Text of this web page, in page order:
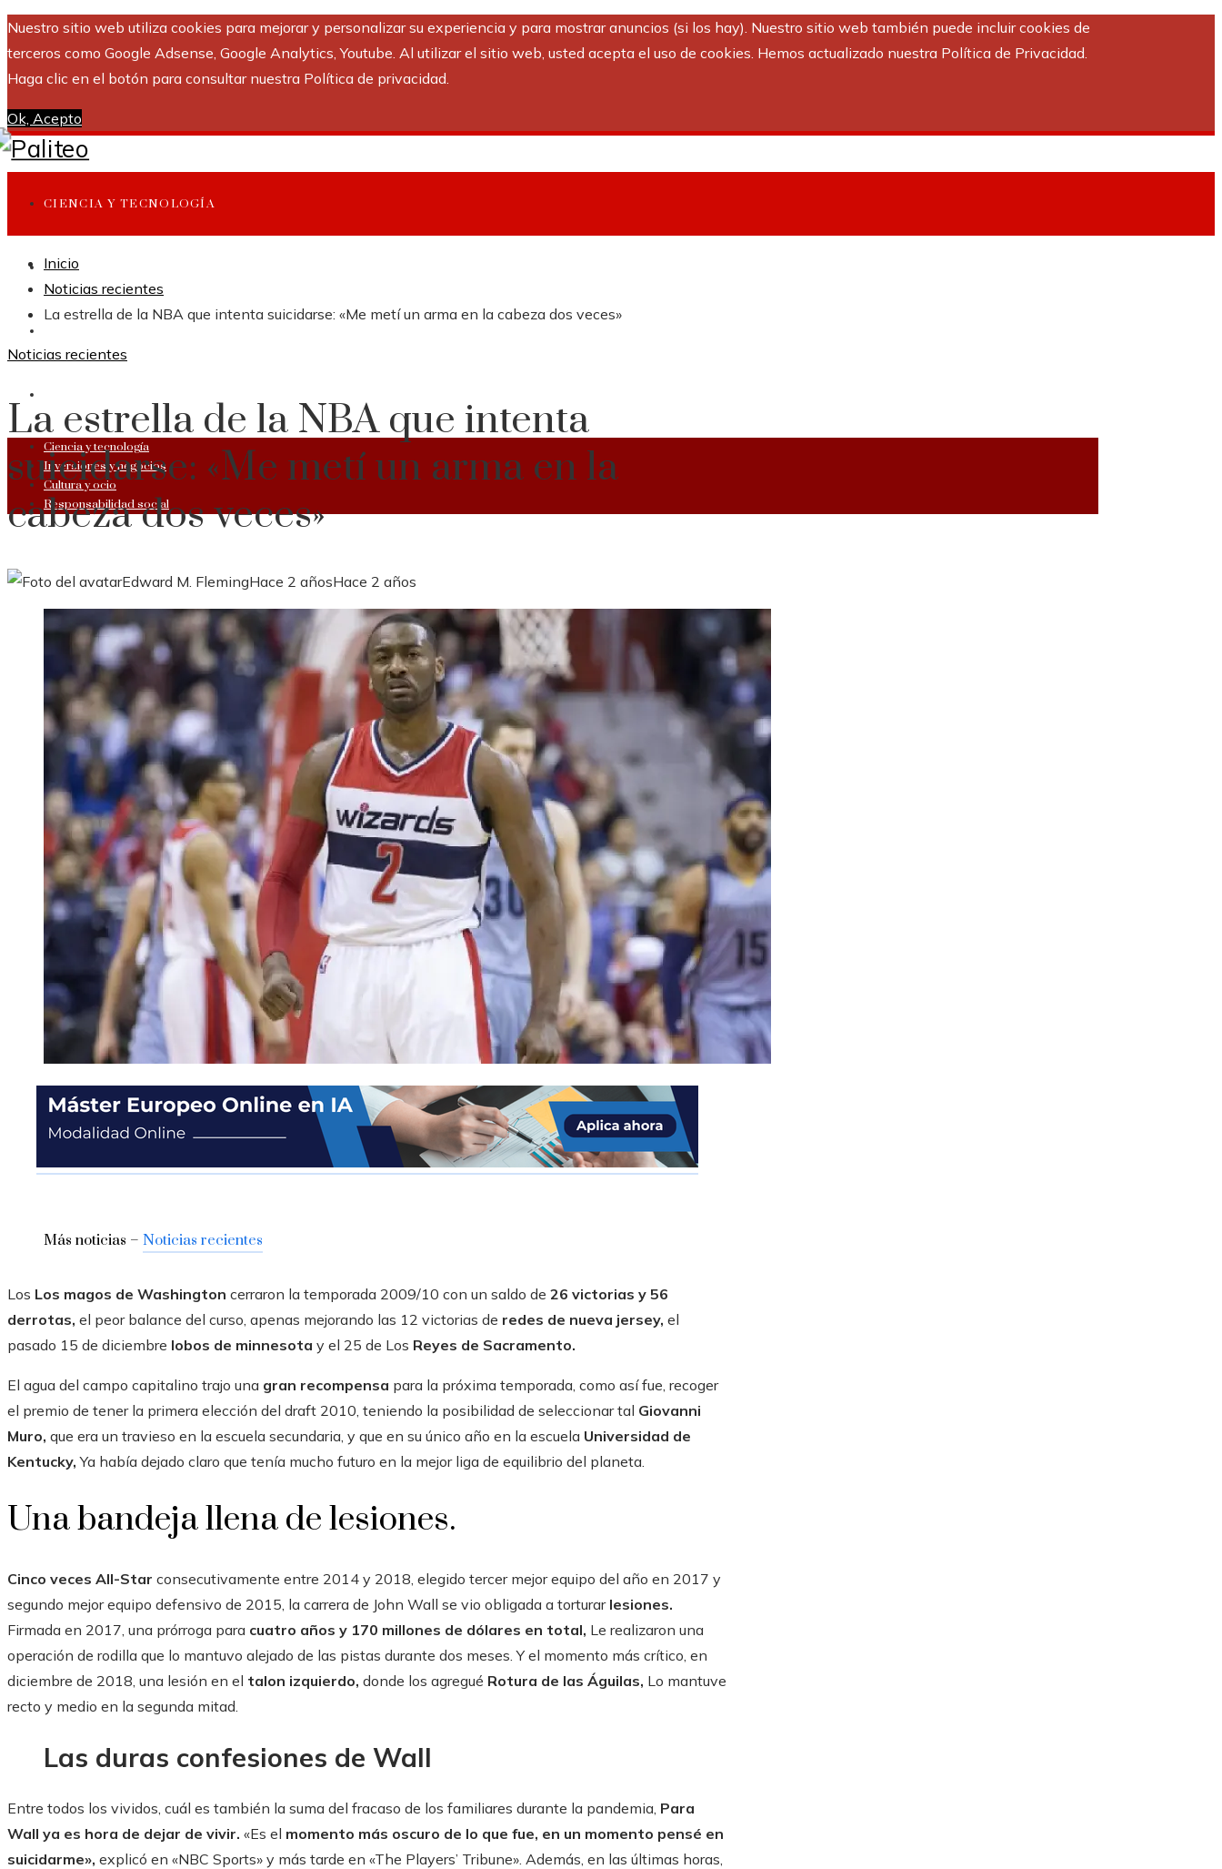
Nuestro sitio web utiliza cookies para mejorar y personalizar su experiencia y para mostrar anuncios (si los hay). Nuestro sitio web también puede incluir cookies de
terceros como Google Adsense, Google Analytics, Youtube. Al utilizar el sitio web, usted acepta el uso de cookies. Hemos actualizado nuestra Política de Privacidad.
Haga clic en el botón para consultar nuestra Política de privacidad.
Ok, Acepto
CIENCIA Y TECNOLOGÍA
INVERSIONES Y NEGOCIOS
Ciencia y tecnología
Inversiones y negocios
Cultura y ocio
Responsabilidad social
Inicio
Noticias recientes
La estrella de la NBA que intenta suicidarse: «Me metí un arma en la cabeza dos veces»
Noticias recientes
La estrella de la NBA que intenta
suicidarse: «Me metí un arma en la
cabeza dos veces»
Edward M. FlemingHace 2 añosHace 2 años
Más noticias – Noticias recientes
Los Los magos de Washington cerraron la temporada 2009/10 con un saldo de 26 victorias y 56
derrotas, el peor balance del curso, apenas mejorando las 12 victorias de redes de nueva jersey, el
pasado 15 de diciembre lobos de minnesota y el 25 de Los Reyes de Sacramento.
El agua del campo capitalino trajo una gran recompensa para la próxima temporada, como así fue, recoger
el premio de tener la primera elección del draft 2010, teniendo la posibilidad de seleccionar tal Giovanni
Muro, que era un travieso en la escuela secundaria, y que en su único año en la escuela Universidad de
Kentucky, Ya había dejado claro que tenía mucho futuro en la mejor liga de equilibrio del planeta.
Una bandeja llena de lesiones.
Cinco veces All-Star consecutivamente entre 2014 y 2018, elegido tercer mejor equipo del año en 2017 y
segundo mejor equipo defensivo de 2015, la carrera de John Wall se vio obligada a torturar lesiones.
Firmada en 2017, una prórroga para cuatro años y 170 millones de dólares en total, Le realizaron una
operación de rodilla que lo mantuvo alejado de las pistas durante dos meses. Y el momento más crítico, en
diciembre de 2018, una lesión en el talon izquierdo, donde los agregué Rotura de las Águilas, Lo mantuve
recto y medio en la segunda mitad.
Las duras confesiones de Wall
Entre todos los vividos, cuál es también la suma del fracaso de los familiares durante la pandemia, Para
Wall ya es hora de dejar de vivir. «Es el momento más oscuro de lo que fue, en un momento pensé en
suicidarme», explicó en «NBC Sports» y más tarde en «The Players’ Tribune». Además, en las últimas horas,